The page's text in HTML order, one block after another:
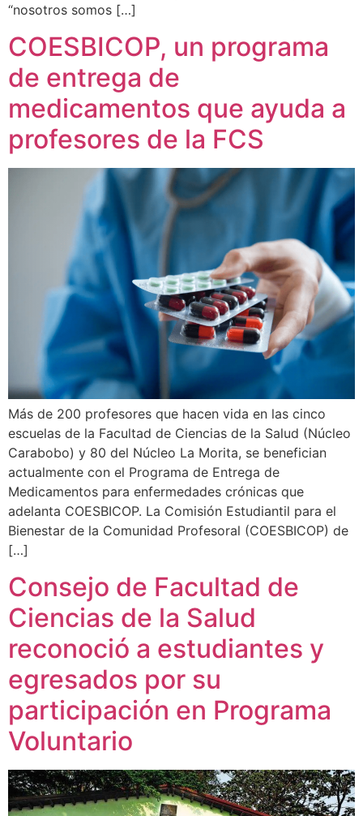
“nosotros somos […]
COESBICOP, un programa
de entrega de
medicamentos que ayuda a
profesores de la FCS
Más de 200 profesores que hacen vida en las cinco
escuelas de la Facultad de Ciencias de la Salud (Núcleo
Carabobo) y 80 del Núcleo La Morita, se benefician
actualmente con el Programa de Entrega de
Medicamentos para enfermedades crónicas que
adelanta COESBICOP. La Comisión Estudiantil para el
Bienestar de la Comunidad Profesoral (COESBICOP) de
[…]
Consejo de Facultad de
Ciencias de la Salud
reconoció a estudiantes y
egresados por su
participación en Programa
Voluntario